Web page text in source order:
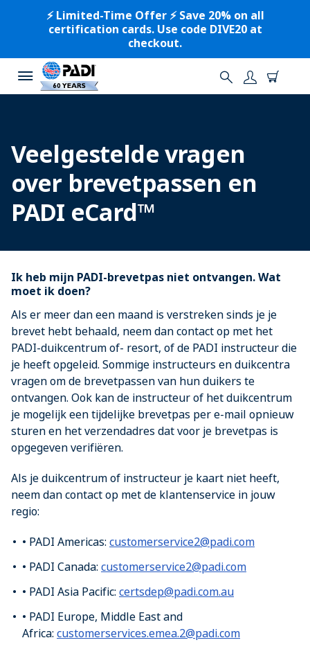
⚡️ Limited-Time Offer ⚡️ Save 20% on all
certification cards. Use code DIVE20 at
checkout.
Veelgestelde vragen
over brevetpassen en
PADI eCard™
Ik heb mijn PADI-brevetpas niet ontvangen. Wat
moet ik doen?
Als er meer dan een maand is verstreken sinds je je
brevet hebt behaald, neem dan contact op met het
PADI-duikcentrum of- resort, of de PADI instructeur die
je heeft opgeleid. Sommige instructeurs en duikcentra
vragen om de brevetpassen van hun duikers te
ontvangen. Ook kan de instructeur of het duikcentrum
je mogelijk een tijdelijke brevetpas per e-mail opnieuw
sturen en het verzendadres dat voor je brevetpas is
opgegeven verifiëren.
Als je duikcentrum of instructeur je kaart niet heeft,
neem dan contact op met de klantenservice in jouw
regio:
• PADI Americas: customerservice2@padi.com
• PADI Canada: customerservice2@padi.com
• PADI Asia Pacific: certsdep@padi.com.au
• PADI Europe, Middle East and
Africa: customerservices.emea.2@padi.com